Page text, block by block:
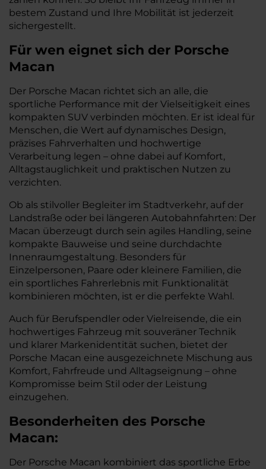
bestem Zustand und Ihre Mobilität ist jederzeit
sichergestellt.
Für wen eignet sich der Porsche
Macan
Der Porsche Macan richtet sich an alle, die
sportliche Performance mit der Vielseitigkeit eines
kompakten SUV verbinden möchten. Er ist ideal für
Menschen, die Wert auf dynamisches Design,
präzises Fahrverhalten und hochwertige
Verarbeitung legen – ohne dabei auf Komfort,
Alltagstauglichkeit und praktischen Nutzen zu
verzichten.
Ob als stilvoller Begleiter im Stadtverkehr, auf der
Landstraße oder bei längeren Autobahnfahrten: Der
Macan überzeugt durch sein agiles Handling, seine
kompakte Bauweise und seine durchdachte
Innenraumgestaltung. Besonders für
Einzelpersonen, Paare oder kleinere Familien, die
ein sportliches Fahrerlebnis mit Funktionalität
kombinieren möchten, ist er die perfekte Wahl.
Auch für Berufspendler oder Vielreisende, die ein
hochwertiges Fahrzeug mit souveräner Technik
und klarer Markenidentität suchen, bietet der
Porsche Macan eine ausgezeichnete Mischung aus
Komfort, Fahrfreude und Alltagseignung – ohne
Kompromisse beim Stil oder der Leistung
einzugehen.
Besonderheiten des Porsche
Macan:
Der Porsche Macan kombiniert das sportliche Erbe